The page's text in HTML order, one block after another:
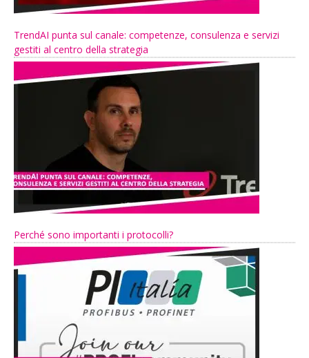
TrendAI punta sul canale: competenze, consulenza e servizi
gestiti al centro della strategia
Perché sono importanti i protocolli?